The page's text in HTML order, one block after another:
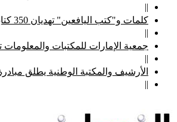
||
كلمات و"كتب اليافعين" تهديان 350 كتاباً لأطفال "الإمارات الإنسانية"
||
جمعية الإمارات للمكتبات
||
الأرشيف والمكتبة الوطنية يطلق
||